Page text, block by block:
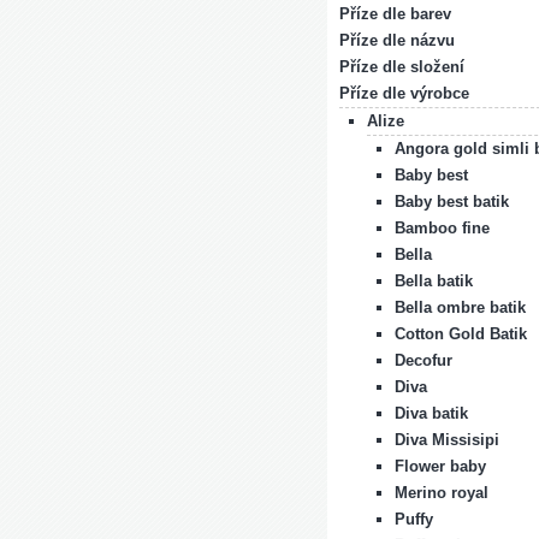
Příze dle barev
Příze dle názvu
Příze dle složení
Příze dle výrobce
Alize
Angora gold simli
Baby best
Baby best batik
Bamboo fine
Bella
Bella batik
Bella ombre batik
Cotton Gold Batik
Decofur
Diva
Diva batik
Diva Missisipi
Flower baby
Merino royal
Puffy